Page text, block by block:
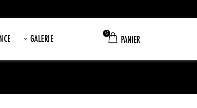
GALERIE
0
PANIER